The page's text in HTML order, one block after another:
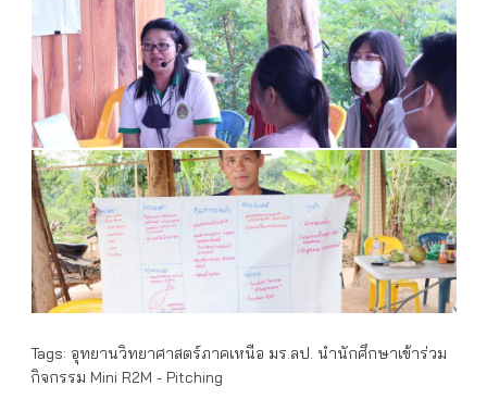
Tags: อุทยานวิทยาศาสตร์ภาคเหนือ มร.ลป. นำนักศึกษาเข้าร่วม
กิจกรรม Mini R2M - Pitching